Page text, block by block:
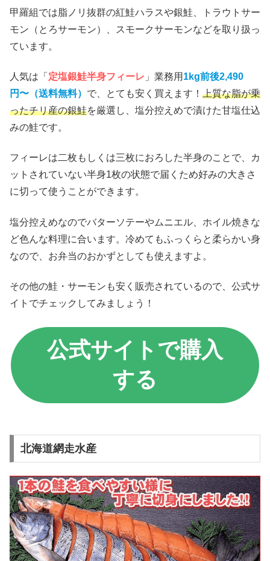
甲羅組では脂ノリ抜群の紅鮭ハラスや銀鮭、トラウトサー
モン（とろサーモン）、スモークサーモンなどを取り扱っ
ています。
人気は「 定塩銀鮭半身フィーレ 」業務用 1kg前後2,490
円〜（送料無料） で、とても安く買えます！ 上質な脂が乗
ったチリ産の銀鮭を厳選し、塩分控えめで漬けた甘塩仕込
みの鮭です。
フィーレは二枚もしくは三枚におろした半身のことで、カ
ットされていない半身1枚の状態で届くため好みの大きさ
に切って使うことができます。
塩分控えめなのでバターソテーやムニエル、ホイル焼きな
ど色んな料理に合います。冷めてもふっくらと柔らかい身
なので、お弁当のおかずとしても使えますよ。
その他の鮭・サーモンも安く販売されているので、公式サ
イトでチェックしてみましょう！
公式サイトで購入
する
北海道網走水産